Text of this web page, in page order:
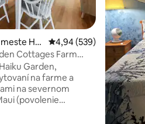
Hai
Priemerné
4,94 (539)
Cottages Farm
Garden,
na farme a
na severnom
(povolenie